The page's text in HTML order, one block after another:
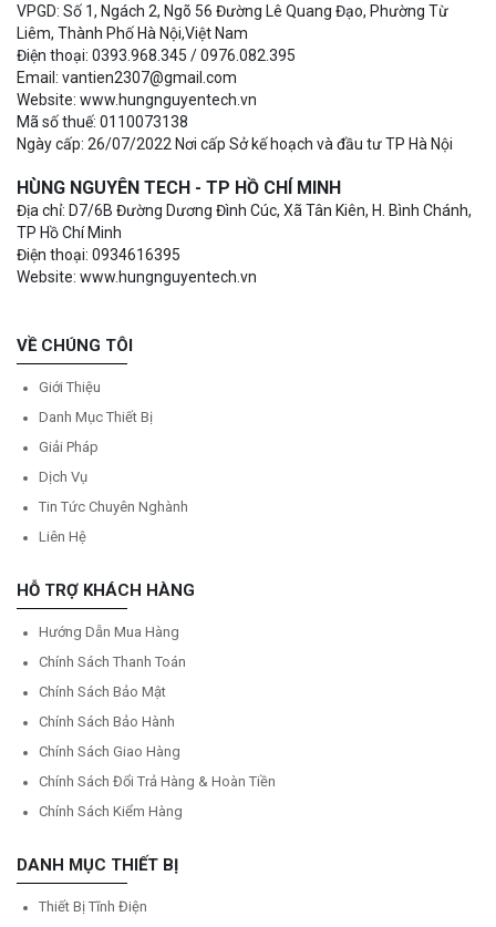
VPGD: Số 1, Ngách 2, Ngõ 56 Đường Lê Quang Đạo, Phường Từ
Liêm, Thành Phố Hà Nội,Việt Nam
Điện thoại: 0393.968.345 / 0976.082.395
Email: vantien2307@gmail.com
Website: www.hungnguyentech.vn
Mã số thuế: 0110073138
Ngày cấp: 26/07/2022 Nơi cấp Sở kế hoạch và đầu tư TP Hà Nội
HÙNG NGUYÊN TECH - TP HỒ CHÍ MINH
Địa chỉ: D7/6B Đường Dương Đình Cúc, Xã Tân Kiên, H. Bình Chánh,
TP Hồ Chí Minh
Điện thoại: 0934616395
Website: www.hungnguyentech.vn
VỀ CHÚNG TÔI
Giới Thiệu
Danh Mục Thiết Bị
Giải Pháp
Dịch Vụ
Tin Tức Chuyên Nghành
Liên Hệ
HỖ TRỢ KHÁCH HÀNG
Hướng Dẫn Mua Hàng
Chính Sách Thanh Toán
Chính Sách Bảo Mật
Chính Sách Bảo Hành
Chính Sách Giao Hàng
Chính Sách Đổi Trả Hàng & Hoàn Tiền
Chính Sách Kiểm Hàng
DANH MỤC THIẾT BỊ
Thiết Bị Tĩnh Điện